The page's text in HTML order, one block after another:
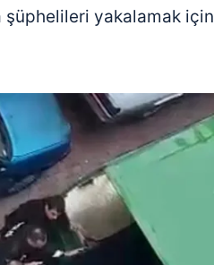
şüphelileri yakalamak için